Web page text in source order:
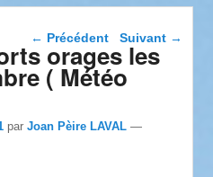
Navigation dans les
articles
← Précédent Suivant →
orages les
( Météo
parJoan Pèire LAVAL —